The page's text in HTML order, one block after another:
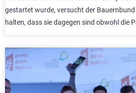
gestartet wurde, versucht der
halten, dass sie dagegen sind obwohl die